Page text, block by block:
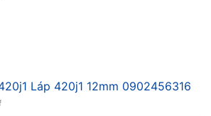
Láp 420j1 12mm 0902456316
on